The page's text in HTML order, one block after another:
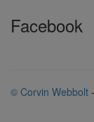
Facebook
© Corvin Webbolt